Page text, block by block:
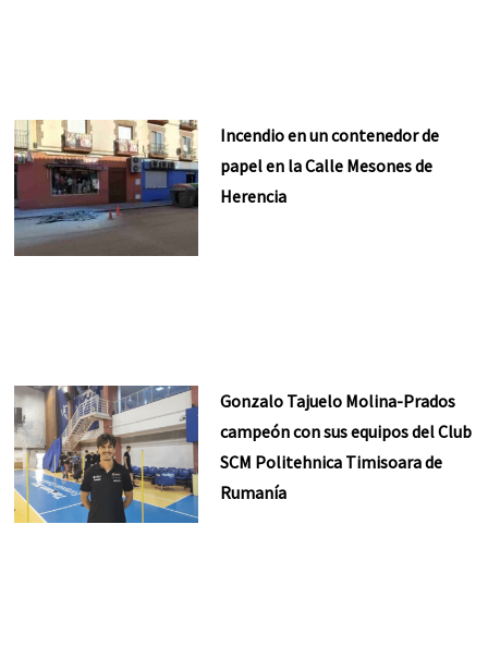
Incendio en un contenedor de
papel en la Calle Mesones de
Herencia
Gonzalo Tajuelo Molina-Prados
campeón con sus equipos del Club
SCM Politehnica Timisoara de
Rumanía